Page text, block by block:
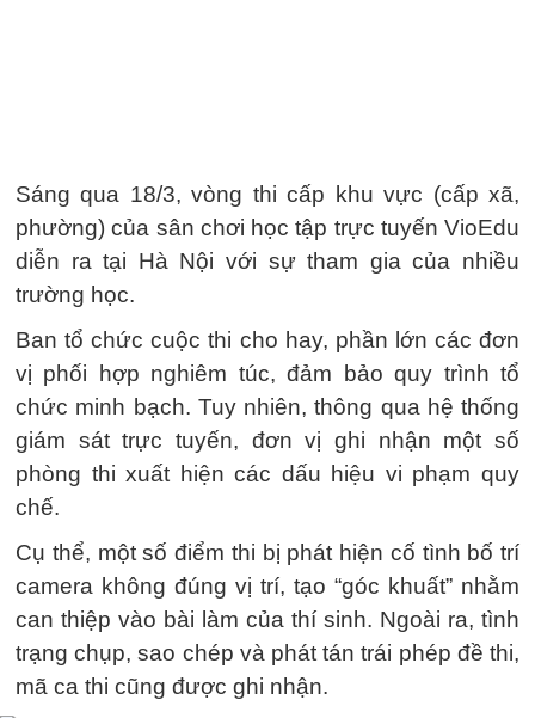
Sáng qua 18/3, vòng thi cấp khu vực (cấp xã,
phường) của sân chơi học tập trực tuyến VioEdu
diễn ra tại Hà Nội với sự tham gia của nhiều
trường học.
Ban tổ chức cuộc thi cho hay, phần lớn các đơn
vị phối hợp nghiêm túc, đảm bảo quy trình tổ
chức minh bạch. Tuy nhiên, thông qua hệ thống
giám sát trực tuyến, đơn vị ghi nhận một số
phòng thi xuất hiện các dấu hiệu vi phạm quy
chế.
Cụ thể, một số điểm thi bị phát hiện cố tình bố trí
camera không đúng vị trí, tạo “góc khuất” nhằm
can thiệp vào bài làm của thí sinh. Ngoài ra, tình
trạng chụp, sao chép và phát tán trái phép đề thi,
mã ca thi cũng được ghi nhận.